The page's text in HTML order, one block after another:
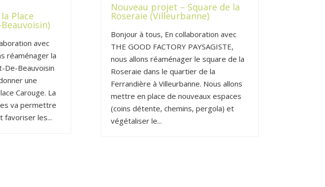
Place
avec
réaménager la
De-Beauvoisin
une
Carouge. La
va permettre
favoriser les...
Nouveau projet – Square de la
Roseraie (Villeurbanne)
Bonjour à tous, En collaboration avec
THE GOOD FACTORY PAYSAGISTE,
nous allons réaménager le square de la
Roseraie dans le quartier de la
Ferrandière à Villeurbanne. Nous allons
mettre en place de nouveaux espaces
(coins détente, chemins, pergola) et
végétaliser le...